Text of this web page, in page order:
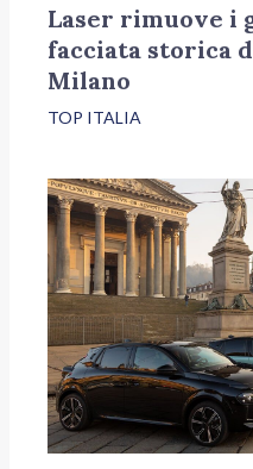
Laser rimuove i
facciata storica
Milano
TOP ITALIA